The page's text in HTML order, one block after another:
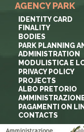
AGENCY PARK
IDENTITY CARD
FINALITY
BODIES
PARK PLANNING
ADMINISTRATION
MODULISTICA E
PRIVACY POLICY
PROJECTS
ALBO PRETORIO
PAGAMENTI ON
CONTACTS